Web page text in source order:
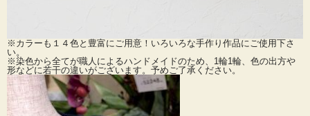
※カラーも１４色と豊富にご用意！いろいろな手作り作品にご使用下さ
い。
※染色から全てが職人によるハンドメイドのため、1輪1輪、色の出方や
形などに若干の違いがございます。予めご了承ください。